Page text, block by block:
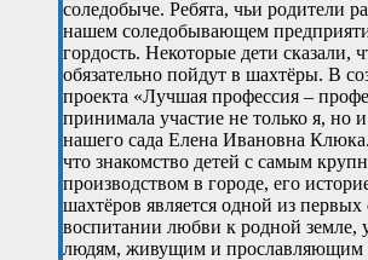
соледобыче. Ребята, чьи родители
нашем соледобывающем
гордость. Некоторые дети сказали,
обязательно пойдут в шахтёры. В
проекта «Лучшая профессия –
принимала участие не только я, но
нашего сада Елена Ивановна
что знакомство детей с самым
производством в городе, его
шахтёров является одной из первых
воспитании любви к родной земле,
людям, живущим и прославляющим